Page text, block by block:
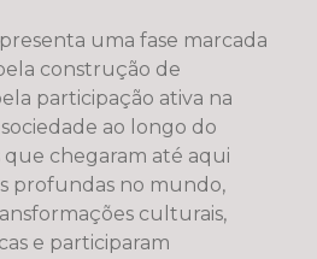
uma fase marcada
construção de
participação ativa na
ao longo do
que chegaram até aqui
profundas no mundo,
culturais,
e participaram